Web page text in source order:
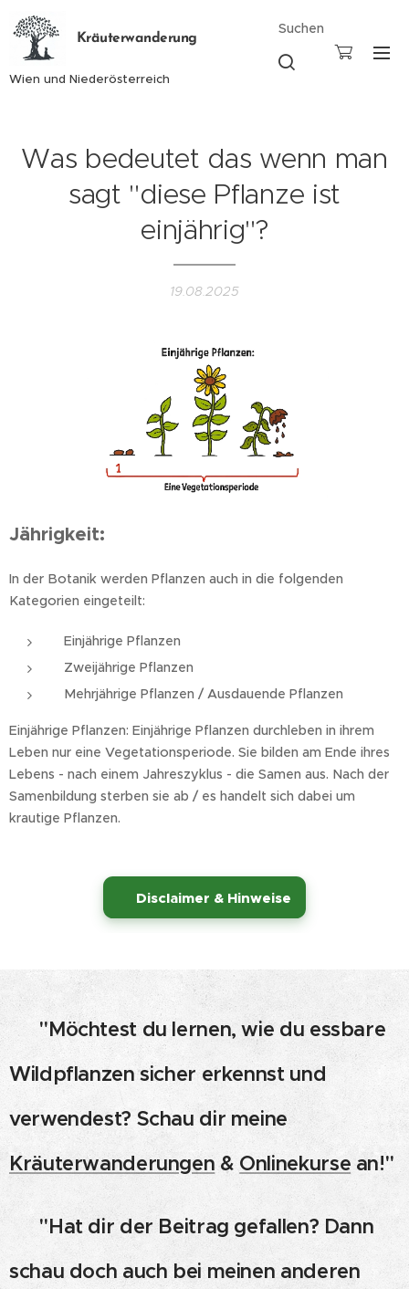
Kräuterwanderung
Wien und Niederösterreich
Suchen
Was bedeutet das wenn man
sagt "diese Pflanze ist
einjährig"?
19.08.2025
Jährigkeit:
In der Botanik werden Pflanzen auch in die folgenden
Kategorien eingeteilt:
Einjährige Pflanzen
Zweijährige Pflanzen
Mehrjährige Pflanzen / Ausdauende Pflanzen
Einjährige Pflanzen: Einjährige Pflanzen durchleben in ihrem
Leben nur eine Vegetationsperiode. Sie bilden am Ende ihres
Lebens - nach einem Jahreszyklus - die Samen aus. Nach der
Samenbildung sterben sie ab / es handelt sich dabei um
krautige Pflanzen.
Disclaimer & Hinweise
👉 "Möchtest du lernen, wie du essbare
Wildpflanzen sicher erkennst und
verwendest? Schau dir meine
Kräuterwanderungen& Onlinekurse an!"
👉 "Hat dir der Beitrag gefallen? Dann
schau doch auch bei meinen anderen